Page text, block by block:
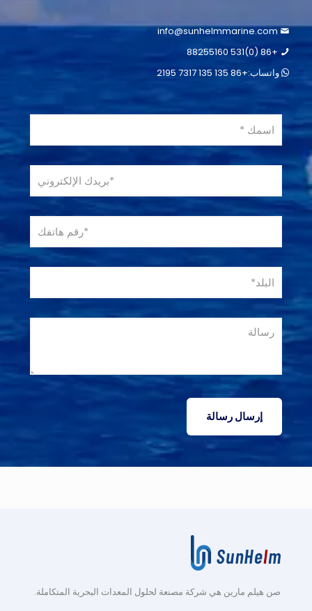
info@sunhelmmarine.com
+86 (0)531 88255160
واتساب:+86 135 135 7317 2195
صن هيلم مارين هي شركة مصنعة لحلول المعدات البحرية المتكاملة.